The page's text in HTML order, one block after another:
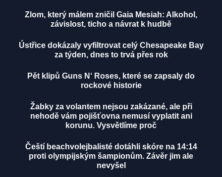
Zlom, který málem zničil Gaia Mesiah: Alkohol,
závislost, ticho a návrat k hudbě
Ústřice dokázaly vyfiltrovat celý Chesapeake Bay
za týden, dnes to trvá přes rok
Pět klipů Guns N‘ Roses, které se zapsaly do
rockové historie
Žabky za volantem nejsou zakázané, ale při
nehodě vám pojišťovna nemusí vyplatit ani
korunu. Vysvětlíme proč
Čeští beachvolejbalisté dotáhli skóre na 14:14
proti olympijským šampionům. Závěr jim ale
nevyšel